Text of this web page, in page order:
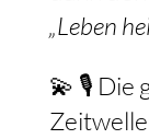
„Leben
💫 🎙️ Die